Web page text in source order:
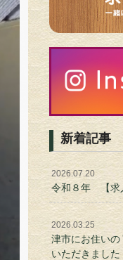
新着記事
2026.07.20
令和８年 【求
2026.03.25
津市にお住い
いただきました